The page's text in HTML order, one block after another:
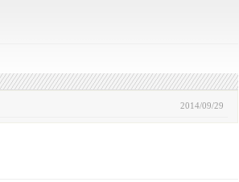
2014/09/29